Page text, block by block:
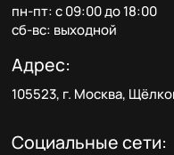
пн-пт: с 09:00 до 18:00
сб-вс: выходной
Адрес:
105523, г. Москва,
Социальные сети: